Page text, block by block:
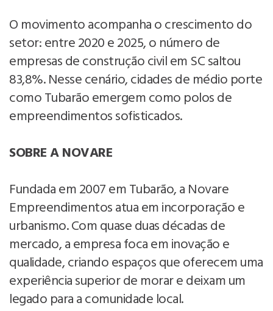
O movimento acompanha o crescimento do
setor: entre 2020 e 2025, o número de
empresas de construção civil em SC saltou
83,8%. Nesse cenário, cidades de médio porte
como Tubarão emergem como polos de
empreendimentos sofisticados.
SOBRE A NOVARE
Fundada em 2007 em Tubarão, a Novare
Empreendimentos atua em incorporação e
urbanismo. Com quase duas décadas de
mercado, a empresa foca em inovação e
qualidade, criando espaços que oferecem uma
experiência superior de morar e deixam um
legado para a comunidade local.